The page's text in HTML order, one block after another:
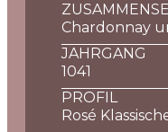
Chardonnay
JAHRGANG
1041
PROFIL
Rosé